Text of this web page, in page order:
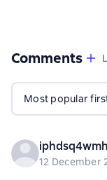
Comments
Most popular
iphdsq4wmh
12 December